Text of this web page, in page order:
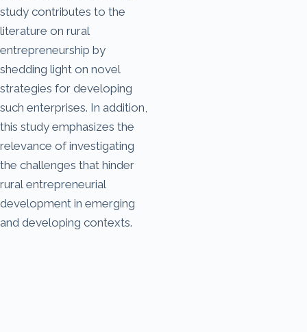
study contributes to the
literature on rural
entrepreneurship by
shedding light on novel
strategies for developing
such enterprises. In addition,
this study emphasizes the
relevance of investigating
the challenges that hinder
rural entrepreneurial
development in emerging
and developing contexts.